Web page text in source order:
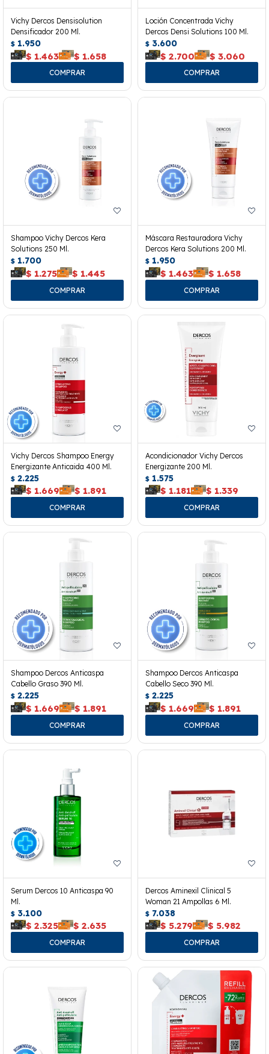
Vichy Dercos Densisolution
Densificador 200 Ml.
$ 1.950
$ 1.463 $ 1.658
Loción Concentrada Vichy
Dercos Densi Solutions 100 Ml.
$ 3.600
$ 2.700 $ 3.060
Shampoo Vichy Dercos Kera
Solutions 250 Ml.
$ 1.700
$ 1.275 $ 1.445
Máscara Restauradora Vichy
Dercos Kera Solutions 200 Ml.
$ 1.950
$ 1.463 $ 1.658
Vichy Dercos Shampoo Energy
Energizante Anticaida 400 Ml.
$ 2.225
$ 1.669 $ 1.891
Acondicionador Vichy Dercos
Energizante 200 Ml.
$ 1.575
$ 1.181 $ 1.339
Shampoo Dercos Anticaspa
Cabello Graso 390 Ml.
$ 2.225
$ 1.669 $ 1.891
Shampoo Dercos Anticaspa
Cabello Seco 390 Ml.
$ 2.225
$ 1.669 $ 1.891
Serum Dercos 10 Anticaspa 90
Ml.
$ 3.100
$ 2.325 $ 2.635
Dercos Aminexil Clinical 5
Woman 21 Ampollas 6 Ml.
$ 7.038
$ 5.279 $ 5.982